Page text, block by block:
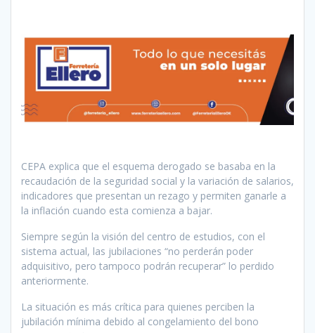
CEPA explica que el esquema derogado se basaba en la
recaudación de la seguridad social y la variación de salarios,
indicadores que presentan un rezago y permiten ganarle a
la inflación cuando esta comienza a bajar.
Siempre según la visión del centro de estudios, con el
sistema actual, las jubilaciones “no perderán poder
adquisitivo, pero tampoco podrán recuperar” lo perdido
anteriormente.
La situación es más crítica para quienes perciben la
jubilación mínima debido al congelamiento del bono